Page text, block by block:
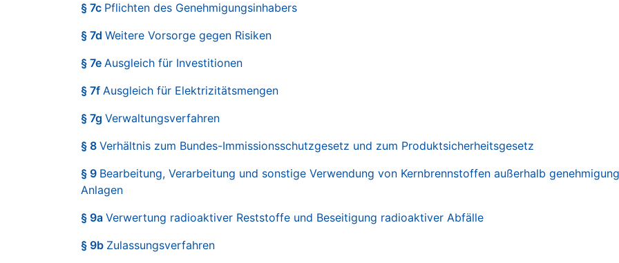
§ 7c Pflichten des Genehmigungsinhabers
§ 7d Weitere Vorsorge gegen Risiken
§ 7e Ausgleich für Investitionen
§ 7f Ausgleich für Elektrizitätsmengen
§ 7g Verwaltungsverfahren
§ 8 Verhältnis zum Bundes-Immissionsschutzgesetz und zum Produktsicherheitsgesetz
§ 9 Bearbeitung, Verarbeitung und sonstige Verwendung von Kernbrennstoffen außerhalb
Anlagen
§ 9a Verwertung radioaktiver Reststoffe und Beseitigung radioaktiver Abfälle
§ 9b Zulassungsverfahren